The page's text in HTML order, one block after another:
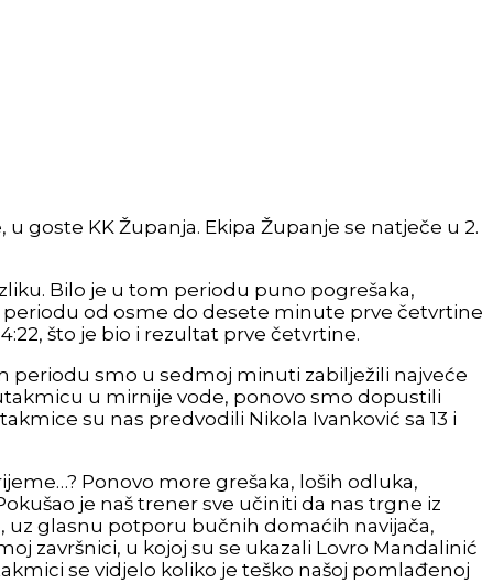
goste KK Županja. Ekipa Županje se natječe u 2.
Bilo je u tom periodu puno pogrešaka,
od osme do desete minute prve četvrtine
što je bio i rezultat prve četvrtine.
periodu smo u sedmoj minuti zabilježili najveće
u mirnije vode, ponovo smo dopustili
su nas predvodili Nikola Ivanković sa 13 i
Ponovo more grešaka, loših odluka,
je naš trener sve učiniti da nas trgne iz
uz glasnu potporu bučnih domaćih navijača,
završnici, u kojoj su se ukazali Lovro Mandalinić
se vidjelo koliko je teško našoj pomlađenoj